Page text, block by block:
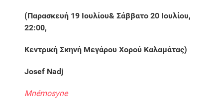
(Παρασκευή 19 Ιουλίου& Σάββατο 20 Ιουλίου,
22:00,
Κεντρική Σκηνή Μεγάρου Χορού Καλαμάτας)
Josef Nadj
Mnémosyne